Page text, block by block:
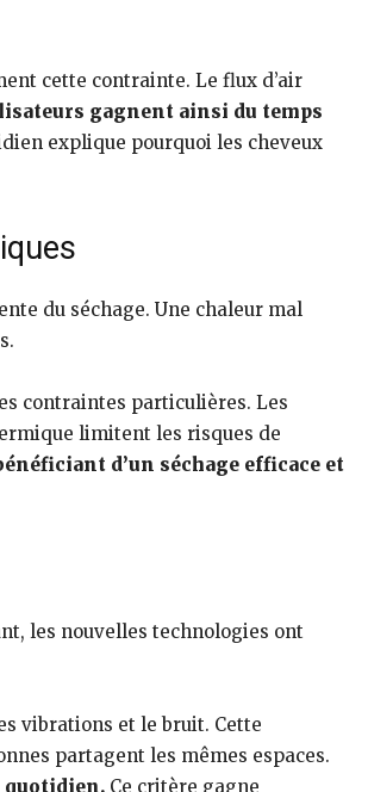
cette contrainte. Le flux d’air
gagnent ainsi du temps
explique pourquoi les cheveux
du séchage. Une chaleur mal
contraintes particulières. Les
limitent les risques de
d’un séchage efficace et
les nouvelles technologies ont
vibrations et le bruit. Cette
partagent les mêmes espaces.
quotidien. Ce critère gagne